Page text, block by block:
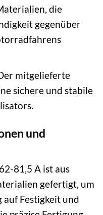
die
gegenüber
mitgelieferte
sichere und stabile
und
81,5 A ist aus
gefertigt, um
auf Festigkeit und